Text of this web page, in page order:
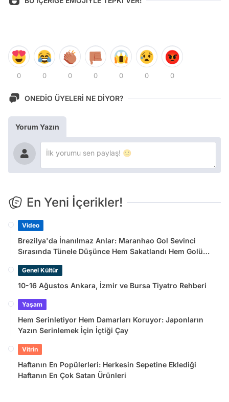
0 0 0 0 0 0 0
ONEDİO ÜYELERİ NE DİYOR?
Yorum Yazın
En Yeni İçerikler!
Video
Brezilya'da İnanılmaz Anlar: Maranhao Gol Sevinci
Sırasında Tünele Düşünce Hem Sakatlandı Hem Golü
Genel Kültür
10-16 Ağustos Ankara, İzmir ve Bursa Tiyatro Rehberi
Yaşam
Hem Serinletiyor Hem Damarları Koruyor: Japonların
Yazın Serinlemek İçin İçtiği Çay
Vitrin
Haftanın En Popülerleri: Herkesin Sepetine Eklediği
Haftanın En Çok Satan Ürünleri